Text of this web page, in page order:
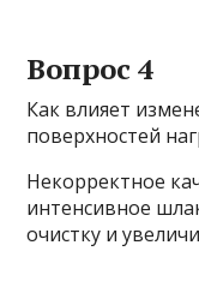
Вопрос 4
Как влияет
поверхностей
Некорректное
интенсивное
очистку и